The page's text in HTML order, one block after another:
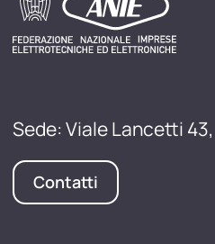
Sede: Viale Lancetti
Contatti